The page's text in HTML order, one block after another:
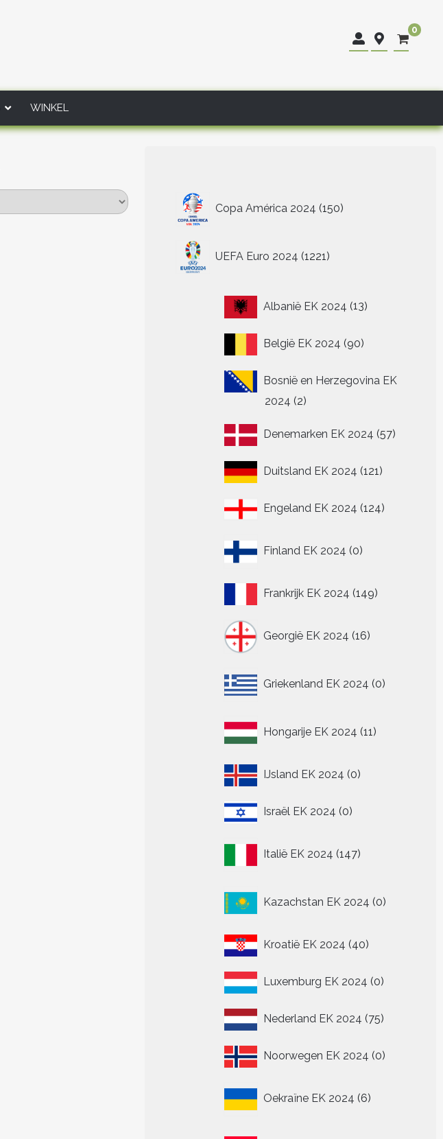
0
WINKEL
Copa América 2024 150
producten
UEFA Euro 2024 1221
producten
Albanië EK 2024 1313
België EK 2024 9090
Bosnië en Herzegovina EK
2024 22
Denemarken EK 2024 5757
Duitsland EK 2024 121 121
Engeland EK 2024 124124
Finland EK 2024 0
producten
Frankrijk EK 2024 149149
Georgië EK 2024 16
producten
Griekenland EK 2024 0
producten
Hongarije EK 2024 11
producten
IJsland EK 2024 00
Israël EK 2024 00
Italië EK 2024 147
producten
Kazachstan EK 2024 0
producten
Kroatië EK 2024 4040
Luxemburg EK 2024 00
Nederland EK 2024 7575
Noorwegen EK 2024 00
Oekraïne EK 2024 6
producten